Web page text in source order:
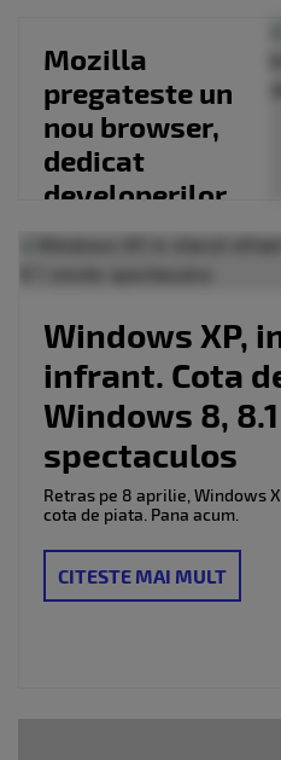
color...
Mozilla
pregateste un
nou browser,
dedicat
developerilor
Windows XP,
infrant. Cota
Windows 8,
spectaculos
Retras pe 8 aprilie, Windows
cota de piata. Pana acum.
CITESTE MAI MULT